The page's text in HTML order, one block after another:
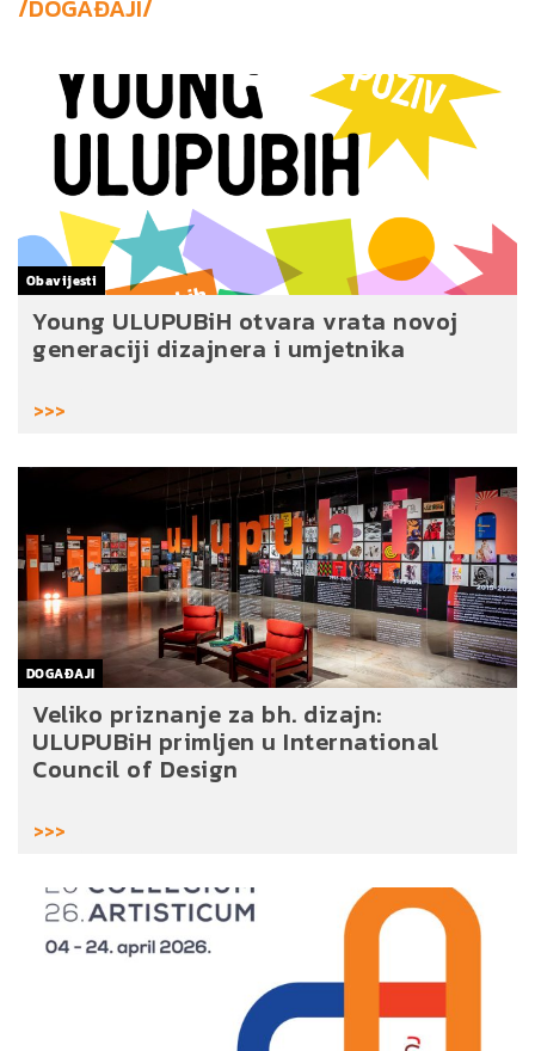
/DOGAĐAJI/
Obavijesti
Young ULUPUBiH otvara vrata novoj
generaciji dizajnera i umjetnika
>>>
DOGAĐAJI
Veliko priznanje za bh. dizajn:
ULUPUBiH primljen u International
Council of Design
>>>